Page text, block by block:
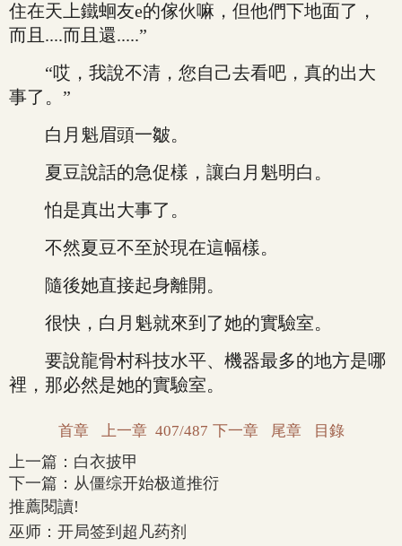
住在天上鐵蛔友e的傢伙嘛，但他們下地面了，
而且....而且還.....”
“哎，我說不清，您自己去看吧，真的出大
事了。”
白月魁眉頭一皺。
夏豆說話的急促樣，讓白月魁明白。
怕是真出大事了。
不然夏豆不至於現在這幅樣。
隨後她直接起身離開。
很快，白月魁就來到了她的實驗室。
要說龍骨村科技水平、機器最多的地方是哪
裡，那必然是她的實驗室。
首章 上一章 407/487 下一章 尾章 目錄
上一篇： 白衣披甲
下一篇： 从僵综开始极道推衍
推薦閱讀!
巫师：开局签到超凡药剂